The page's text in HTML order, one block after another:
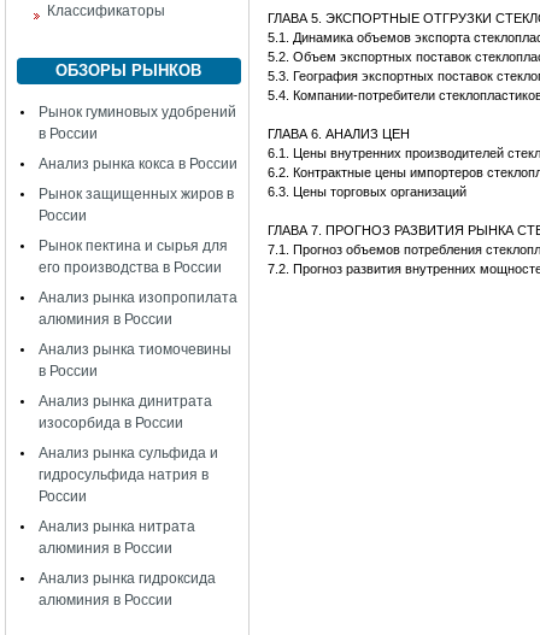
Классификаторы
ОБЗОРЫ РЫНКОВ
Рынок гуминовых удобрений
в России
Анализ рынка кокса в России
Рынок защищенных жиров в
России
Рынок пектина и сырья для
его производства в России
Анализ рынка изопропилата
алюминия в России
Анализ рынка тиомочевины
в России
Анализ рынка динитрата
изосорбида в России
Анализ рынка сульфида и
гидросульфида натрия в
России
Анализ рынка нитрата
алюминия в России
Анализ рынка гидроксида
алюминия в России
ГЛАВА 5. ЭКСПОРТНЫЕ ОТГРУЗКИ
5.1. Динамика объемов экспорта
5.2. Объем экспортных поставок
5.3. География экспортных поставок
5.4. Компании-потребители
ГЛАВА 6. АНАЛИЗ ЦЕН
6.1. Цены внутренних производителей
6.2. Контрактные цены импортеров
6.3. Цены торговых организаций
ГЛАВА 7. ПРОГНОЗ РАЗВИТИЯ РЫНКА
7.1. Прогноз объемов потребления
7.2. Прогноз развития внутренних